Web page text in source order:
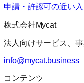
申請・許認可の近い入
株式会社Mycat
法人向けサービス、
info@mycat.business
コンテンツ